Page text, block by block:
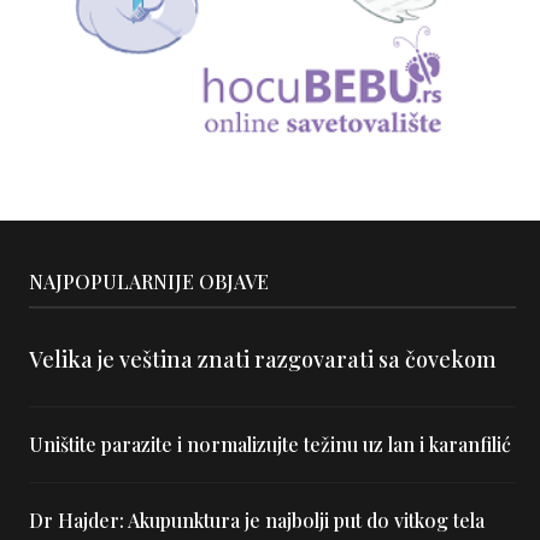
NAJPOPULARNIJE OBJAVE
Velika je veština znati razgovarati sa čovekom
Uništite parazite i normalizujte težinu uz lan i karanfilić
Dr Hajder: Akupunktura je najbolji put do vitkog tela